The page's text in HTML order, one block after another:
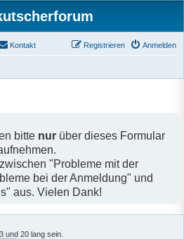
Kontakt Anmelden
Registrieren
bitte nur über dieses Formular
"Probleme mit der
bei der Anmeldung" und
aus. Vielen Dank!
und 20 lang sein.